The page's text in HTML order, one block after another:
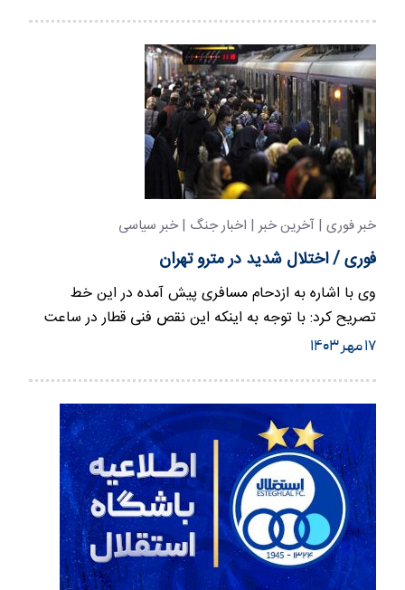
خبر فوری | آخرین خبر | اخبار جنگ | خبر سیاسی
فوری / اختلال شدید در مترو تهران
وی با اشاره به ازدحام مسافری پیش آمده در این خط
تصریح کرد: با توجه به اینکه این نقص فنی قطار در ساعت
پیک مسافری رخ…
۱۷ مهر ۱۴۰۳